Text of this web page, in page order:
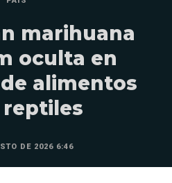
marihuana
oculta en
alimentos
reptiles
DE 2026 6:46